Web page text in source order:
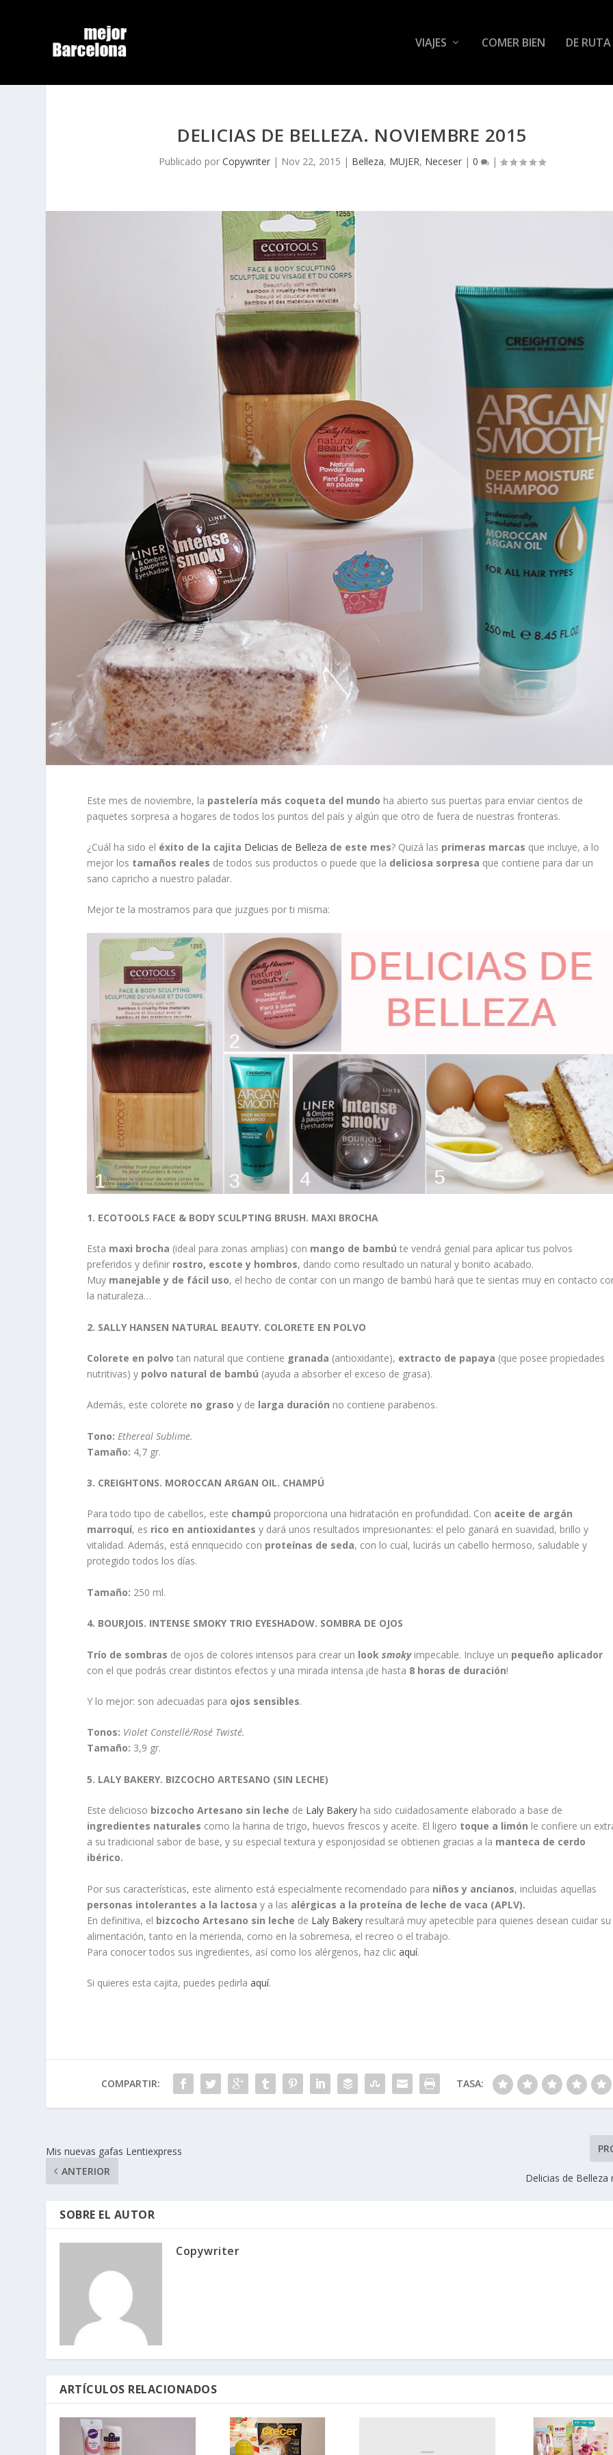
VIAJES COMER BIEN DE RUTA
DELICIAS DE BELLEZA. NOVIEMBRE 2015
Publicado porCopywriter | Nov 22, 2015 | Belleza, MUJER, Neceser |0 |
Este mes de noviembre, la pastelería más coqueta del mundo ha abierto sus puertas para enviar cientos de
paquetes sorpresa a hogares de todos los puntos del país y algún que otro de fuera de nuestras fronteras.
¿Cuál ha sido el éxito de la cajita Delicias de Belleza de este mes? Quizá las primeras marcas que incluye, a lo
mejor los tamaños reales de todos sus productos o puede que la deliciosa sorpresa que contiene para dar un
sano capricho a nuestro paladar.
Mejor te la mostramos para que juzgues por ti misma:
1. ECOTOOLS FACE & BODY SCULPTING BRUSH. MAXI BROCHA
Esta maxi brocha (ideal para zonas amplias) con mango de bambú te vendrá genial para aplicar tus polvos
preferidos y definir rostro, escote y hombros, dando como resultado un natural y bonito acabado.
Muy manejable y de fácil uso, el hecho de contar con un mango de bambú hará que te sientas muy en contacto
la naturaleza…
2. SALLY HANSEN NATURAL BEAUTY. COLORETE EN POLVO
Colorete en polvo tan natural que contiene granada (antioxidante), extracto de papaya (que posee propiedades
nutritivas) y polvo natural de bambú (ayuda a absorber el exceso de grasa).
Además, este colorete no graso y de larga duración no contiene parabenos.
Tono: Ethereal Sublime.
Tamaño: 4,7 gr.
3. CREIGHTONS. MOROCCAN ARGAN OIL. CHAMPÚ
Para todo tipo de cabellos, este champú proporciona una hidratación en profundidad. Con aceite de argán
marroquí, es rico en antioxidantes y dará unos resultados impresionantes: el pelo ganará en suavidad, brillo y
vitalidad. Además, está enriquecido con proteínas de seda, con lo cual, lucirás un cabello hermoso, saludable y
protegido todos los días.
Tamaño: 250 ml.
4. BOURJOIS. INTENSE SMOKY TRIO EYESHADOW. SOMBRA DE OJOS
Trío de sombras de ojos de colores intensos para crear un looksmokyimpecable. Incluye un pequeño aplicador
con el que podrás crear distintos efectos y una mirada intensa ¡de hasta 8 horas de duración!
Y lo mejor: son adecuadas para ojos sensibles.
Tonos: Violet Constellé/Rosé Twisté.
Tamaño: 3,9 gr.
5. LALY BAKERY. BIZCOCHO ARTESANO (SIN LECHE)
Este delicioso bizcocho Artesano sin leche de Laly Bakery ha sido cuidadosamente elaborado a base de
ingredientes naturales como la harina de trigo, huevos frescos y aceite. El ligero toque a limón le confiere un
a su tradicional sabor de base, y su especial textura y esponjosidad se obtienen gracias a la manteca de cerdo
ibérico.
Por sus características, este alimento está especialmente recomendado para niños y ancianos, incluidas aquellas
personas intolerantes a la lactosa y a las alérgicas a la proteína de leche de vaca (APLV).
En definitiva, el bizcocho Artesano sin leche de Laly Bakery resultará muy apetecible para quienes desean cuidar su
alimentación, tanto en la merienda, como en la sobremesa, el recreo o el trabajo.
Para conocer todos sus ingredientes, así como los alérgenos, haz clicaquí.
Si quieres esta cajita, puedes pedirlaaquí.
COMPARTIR: TASA:
Mis nuevas gafas Lentiexpress
ANTERIOR
Delicias de Belleza
SOBRE EL AUTOR
Copywriter
ARTÍCULOS RELACIONADOS